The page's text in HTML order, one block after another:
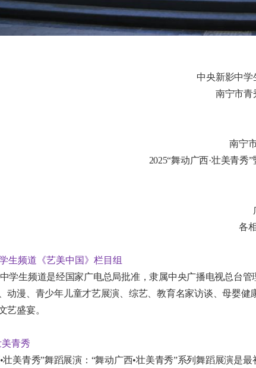
中央新影中学
南宁市青
南宁
2025“舞动广西·壮美青秀
各
生频道《艺美中国》栏目组
学生频道是经国家广电总局批准，隶属中央广播电视总台
动漫、青少年儿童才艺展演、综艺、教育名家访谈、母婴
艺盛宴。
美青秀
美青秀”舞蹈展演：“舞动广西•壮美青秀”系列舞蹈展演是